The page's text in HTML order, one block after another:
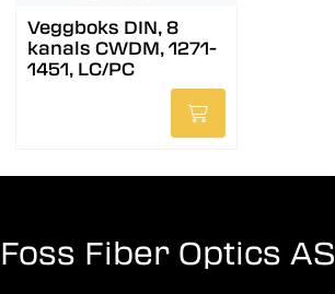
Veggboks DIN, 8
kanals CWDM, 1271-
1451, LC/PC
Foss Fiber Optics AS